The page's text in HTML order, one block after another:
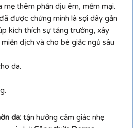
mẹ thêm phần dịu êm, mềm mại.
được chứng mình là sợi dây gắn
kích thích sự tăng trưởng, xây
dịch và cho bé giấc ngủ sâu
da.
da: tận hưởng cảm giác nhẹ